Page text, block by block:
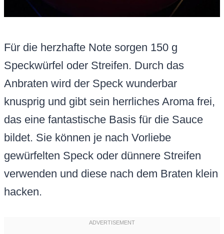
Für die herzhafte Note sorgen 150 g
Speckwürfel oder Streifen. Durch das
Anbraten wird der Speck wunderbar
knusprig und gibt sein herrliches Aroma frei,
das eine fantastische Basis für die Sauce
bildet. Sie können je nach Vorliebe
gewürfelten Speck oder dünnere Streifen
verwenden und diese nach dem Braten klein
hacken.